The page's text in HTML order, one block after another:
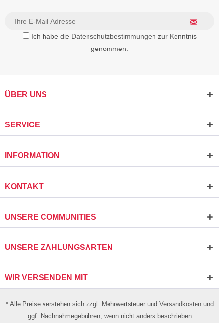
Ich habe die Datenschutzbestimmungen zur Kenntnis
genommen.
ÜBER UNS
SERVICE
INFORMATION
KONTAKT
UNSERE COMMUNITIES
UNSERE ZAHLUNGSARTEN
WIR VERSENDEN MIT
* Alle Preise verstehen sich zzgl. Mehrwertsteuer und Versandkostenund
ggf. Nachnahmegebühren, wenn nicht anders beschrieben